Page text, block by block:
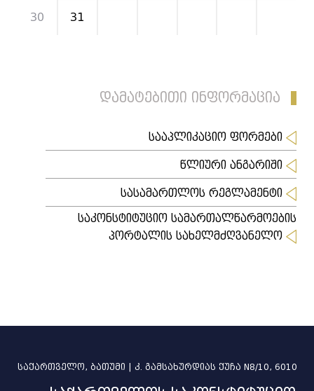
30 31
დამატებითი ინფორმაცია
სააპლიკაციო ფორმები
წლიური ანგარიში
სასამართლოს რეგლამენტი
საკონსტიტუციო სამართალწარმოების
პორტალის სახელმძღვანელო
საქართველო, ბათუმი | კ. გამსახურდიას ქუჩა N8/10, 6010